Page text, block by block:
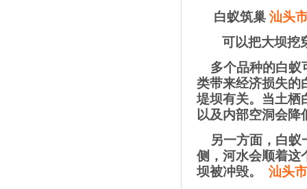
白蚁筑巢 汕头
可以把大坝挖
多个品种的白蚁
类带来经济损失的
堤坝有关。当土栖
以及内部空洞会降
另一方面，白
侧，河水会顺着这
坝被冲毁。
汕头